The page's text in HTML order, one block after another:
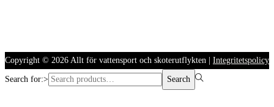
Copyright © 2026 Allt för vattensport och skoterutflykten Integritetspolicy
Search for:> Search